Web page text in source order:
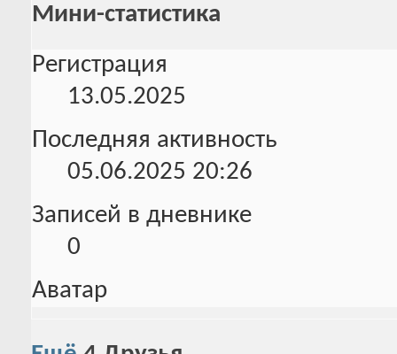
Мини-статистика
Регистрация
13.05.2025
Последняя активность
05.06.2025 20:26
Записей в дневнике
0
Аватар